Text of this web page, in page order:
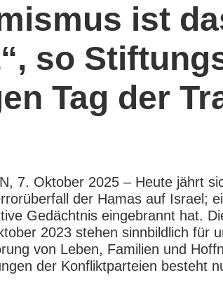
ist
so
Tag der
7. Oktober 2025 – Heute jährt
der Hamas auf Israel;
Gedächtnis eingebrannt hat.
2023 stehen sinnbildlich für
von Leben, Familien und
der Konfliktparteien besteht